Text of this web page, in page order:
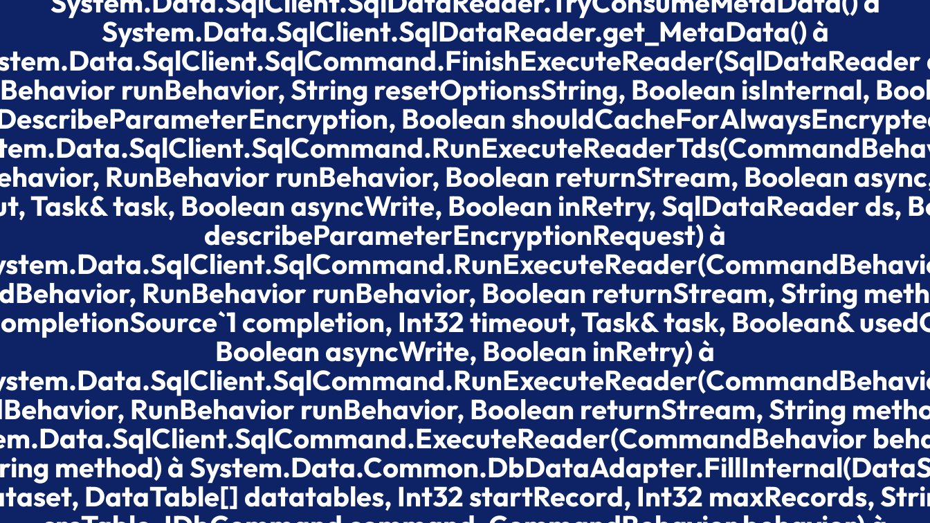
System.Data.SqlClient.SqlDataReader.get_MetaData() à
runBehavior, String resetOptionsString, Boolean isInternal,
Boolean
RunBehavior runBehavior, Boolean returnStream, Boolean
Task& task, Boolean asyncWrite, Boolean inRetry, SqlDataReader ds,
describeParameterEncryptionRequest) à
RunBehavior runBehavior, Boolean returnStream, String
completion, Int32 timeout, Task& task, Boolean&
Boolean asyncWrite, Boolean inRetry) à
RunBehavior runBehavior, Boolean returnStream, String
method) à
DataTable[] datatables, Int32 startRecord, Int32 maxRecords,